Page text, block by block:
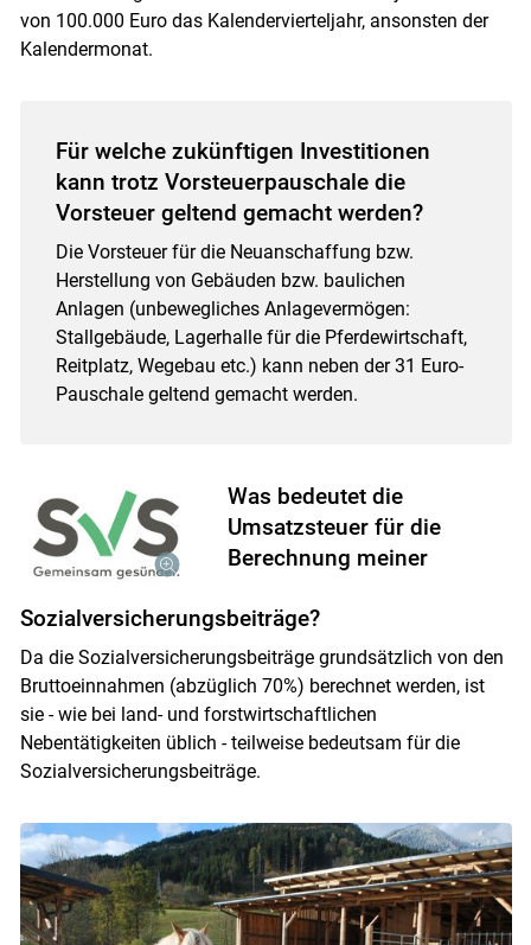
von 100.000 Euro das Kalendervierteljahr, ansonsten der
Kalendermonat.
Für welche zukünftigen Investitionen
kann trotz Vorsteuerpauschale die
Vorsteuer geltend gemacht werden?
Die Vorsteuer für die Neuanschaffung bzw.
Herstellung von Gebäuden bzw. baulichen
Anlagen (unbewegliches Anlagevermögen:
Stallgebäude, Lagerhalle für die Pferdewirtschaft,
Reitplatz, Wegebau etc.) kann neben der 31 Euro-
Pauschale geltend gemacht werden.
Was bedeutet die
Umsatzsteuer für die
Berechnung meiner
Sozialversicherungsbeiträge?
Da die Sozialversicherungsbeiträge grundsätzlich von den
Bruttoeinnahmen (abzüglich 70%) berechnet werden, ist
sie - wie bei land- und forstwirtschaftlichen
Nebentätigkeiten üblich - teilweise bedeutsam für die
Sozialversicherungsbeiträge.